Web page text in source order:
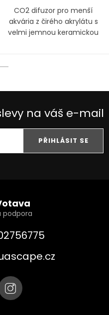
CO2 difuzor pro menší
akvária z čirého akrylátu s
velmi jemnou keramickou
na váš e-mail
PŘIHLÁSIT SE